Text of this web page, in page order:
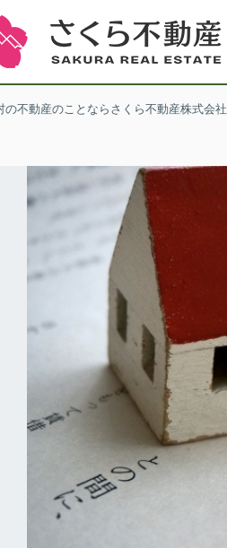
の不動産のことならさくら不動産株式会社